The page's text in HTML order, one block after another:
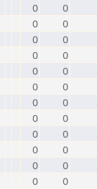
0
0
0
0
0
0
0
0
0
0
0
0
0
0
0
0
0
0
0
0
0
0
0
0